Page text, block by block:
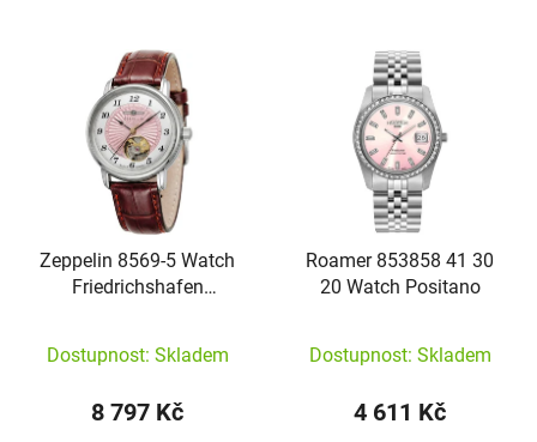
Zeppelin 8569-5 Watch
Friedrichshafen
Dostupnost: Skladem
8 797 Kč
Roamer 853858 41 30
20 Watch Positano
Dostupnost: Skladem
4 611 Kč